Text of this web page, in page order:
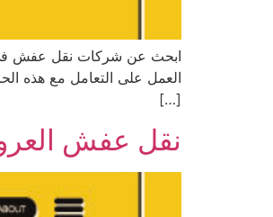
ابحث عن شركات نقل عفش في
العمل على التعامل مع هذه
[…]
نقل عفش